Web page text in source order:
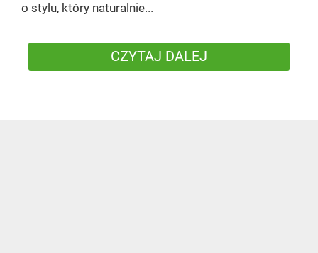
o stylu, który naturalnie...
CZYTAJ DALEJ